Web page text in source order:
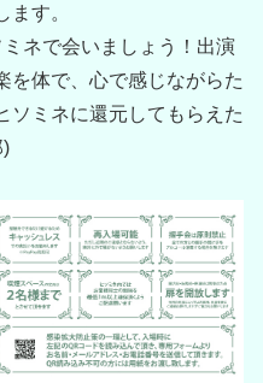
す。
ネで会いましょう！出演
を体で、心で感じながらた
ソミネに還元してもらえた
)